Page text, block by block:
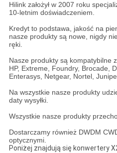
Hilink założył w 2007 roku
10-letnim doświadczeniem.
Kredyt to podstawa, jakość na
nasze produkty są nowe, nigdy
ręki.
Nasze produkty są kompatybilne
HP, Extreme, Foundry, Brocade,
Enterasys, Netgear, Nortel,
Na wszystkie nasze produkty
daty wysyłki.
Wszystkie nasze produkty
Dostarczamy również DWDM
optycznymi.
Poniżej znajdują się konwertery